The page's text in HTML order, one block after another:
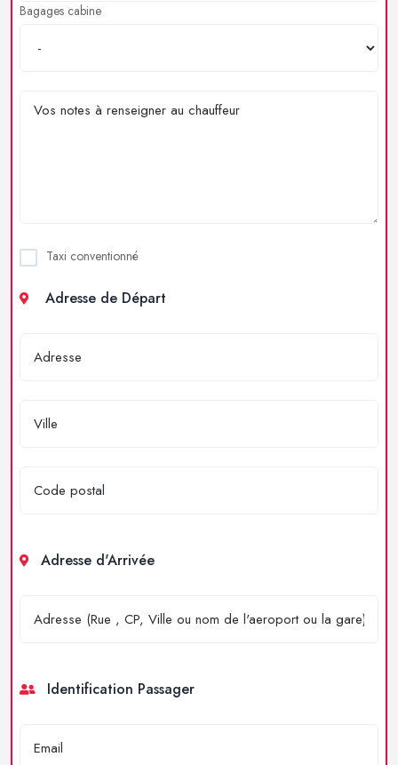
Bagages cabine
Taxi conventionné
Adresse de Départ
Adresse d'Arrivée
Identification Passager